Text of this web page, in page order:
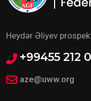
Heydər Əliyev
+99455 212
aze@uww.org